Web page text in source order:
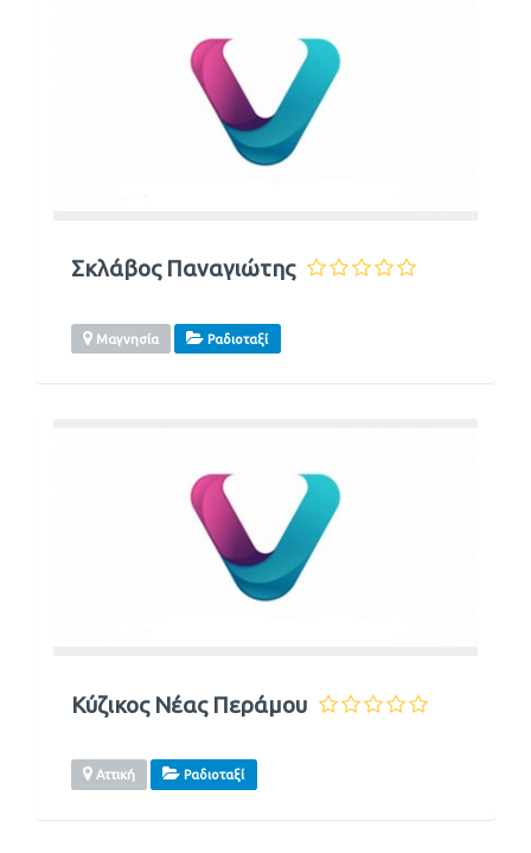
Σκλάβος Παναγιώτης
Μαγνησία Ραδιοταξί
Κύζικος Νέας Περάμου
Αττική Ραδιοταξί